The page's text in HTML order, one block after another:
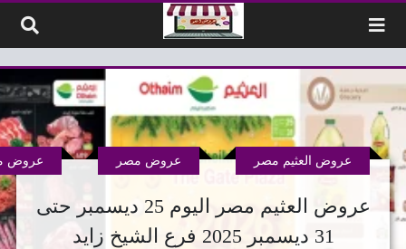
عروض العثيم مصر اليوم 25 ديسمبر حتى
31 ديسمبر 2025 فرع الشيخ زايد
عروض العثيم مصر عروض مصر عروض